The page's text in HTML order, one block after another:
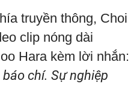
truyền thông, Choi
clip nóng dài
Hara kèm lời nhắn:
chí. Sự nghiệp